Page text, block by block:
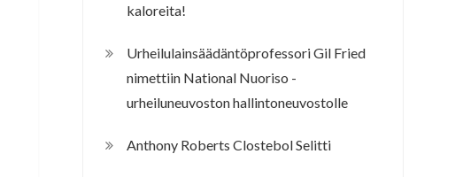
kaloreita!
Urheilulainsäädäntöprofessori Gil Fried
nimettiin National Nuoriso -
urheiluneuvoston hallintoneuvostolle
Anthony Roberts Clostebol Selitti